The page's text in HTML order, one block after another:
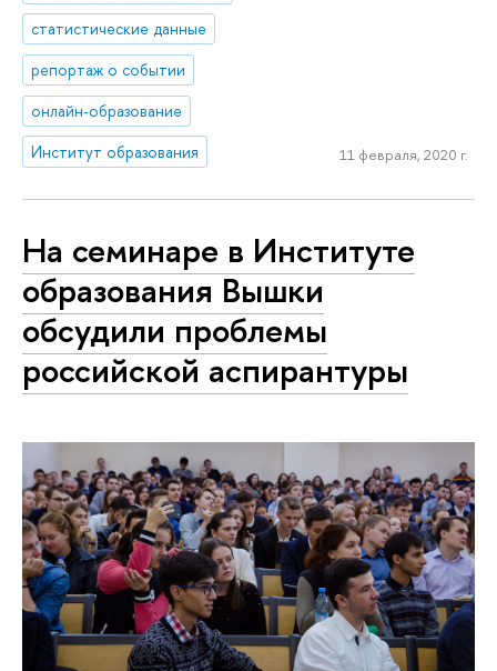
статистические данные
репортаж о событии
онлайн-образование
Институт образования
11 февраля, 2020 г.
На семинаре в Институте
образования Вышки
обсудили проблемы
российской аспирантуры